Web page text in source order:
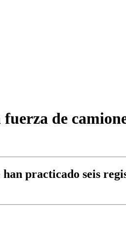
de
han practicado seis